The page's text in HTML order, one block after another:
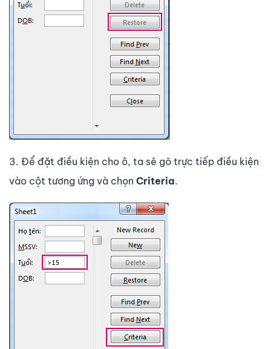
3. Để đặt điều kiện cho ô, ta sẽ gõ trực tiếp điều kiện
vào cột tương ứng và chọn Criteria.